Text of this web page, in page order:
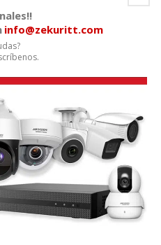
info@zekuritt.com